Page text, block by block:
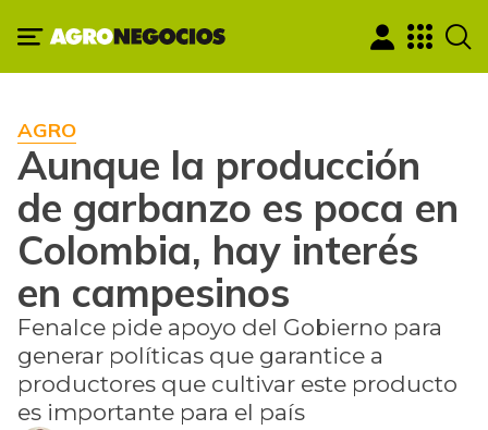
AGRO
Aunque la producción
de garbanzo es poca en
Colombia, hay interés
en campesinos
Fenalce pide apoyo del Gobierno para
generar políticas que garantice a
productores que cultivar este producto
es importante para el país